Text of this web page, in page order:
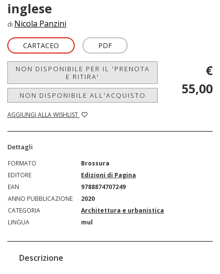
inglese
di Nicola Panzini
CARTACEO PDF
NON DISPONIBILE PER IL 'PRENOTA
E RITIRA'
NON DISPONIBILE ALL'ACQUISTO
AGGIUNGI ALLA WISHLIST
€
55,00
Dettagli
FORMATO
Brossura
EDITORE
Edizioni di Pagina
EAN
9788874707249
ANNO PUBBLICAZIONE
2020
CATEGORIA
Architettura e urbanistica
LINGUA
mul
Descrizione